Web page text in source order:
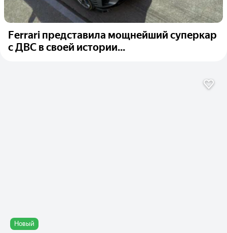
Ferrari представила мощнейший суперкар
с ДВС в своей истории...
Новый